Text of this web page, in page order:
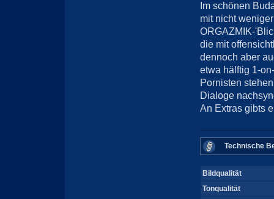
Im schönen
mit nicht
ORGAZMIK-
die mit
dennoch aber
etwa hälftig 1-
Pornisten
Dialoge
An Extras gibts
Technische
Bildqualität
Tonqualität